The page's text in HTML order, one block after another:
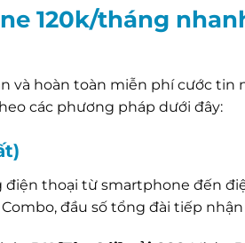
120k/tháng
và hoàn toàn miễn phí cước tin
các phương pháp dưới đây:
thoại từ smartphone đến
đầu số tổng đài tiếp